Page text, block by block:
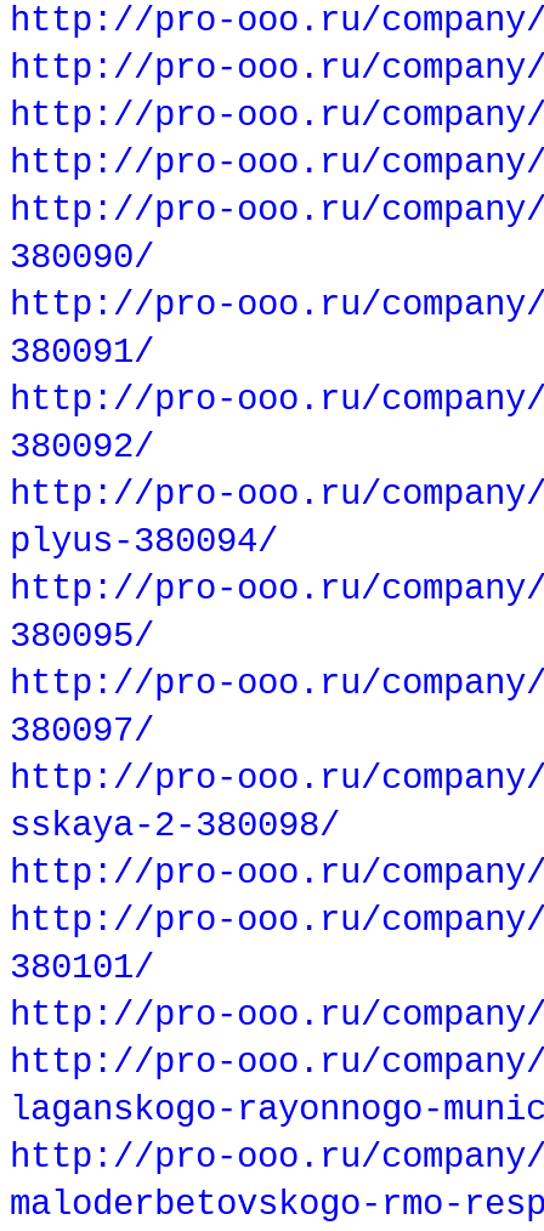
http://pro-ooo.ru/company/
http://pro-ooo.ru/company/
http://pro-ooo.ru/company/
http://pro-ooo.ru/company/
http://pro-ooo.ru/
380090/
http://pro-ooo.ru/
380091/
http://pro-ooo.ru/company/
380092/
http://pro-ooo.ru/
plyus-380094/
http://pro-ooo.ru/
380095/
http://pro-ooo.ru/
380097/
http://pro-ooo.ru/
sskaya-2-380098/
http://pro-ooo.ru/company/
http://pro-ooo.ru/
380101/
http://pro-ooo.ru/
http://pro-ooo.ru/
laganskogo-rayonnogo-
http://pro-ooo.ru/
maloderbetovskogo-rmo-